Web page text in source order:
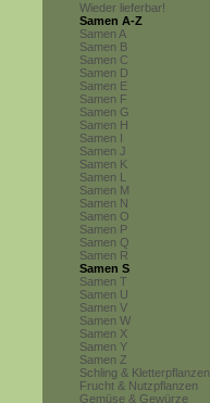
Wieder lieferbar!
Samen A-Z
Samen A
Samen B
Samen C
Samen D
Samen E
Samen F
Samen G
Samen H
Samen I
Samen J
Samen K
Samen L
Samen M
Samen N
Samen O
Samen P
Samen Q
Samen R
Samen S
Samen T
Samen U
Samen V
Samen W
Samen X
Samen Y
Samen Z
Schling & Kletterpflanzen
Frucht & Nutzpflanzen
Gemüse & Gewürze